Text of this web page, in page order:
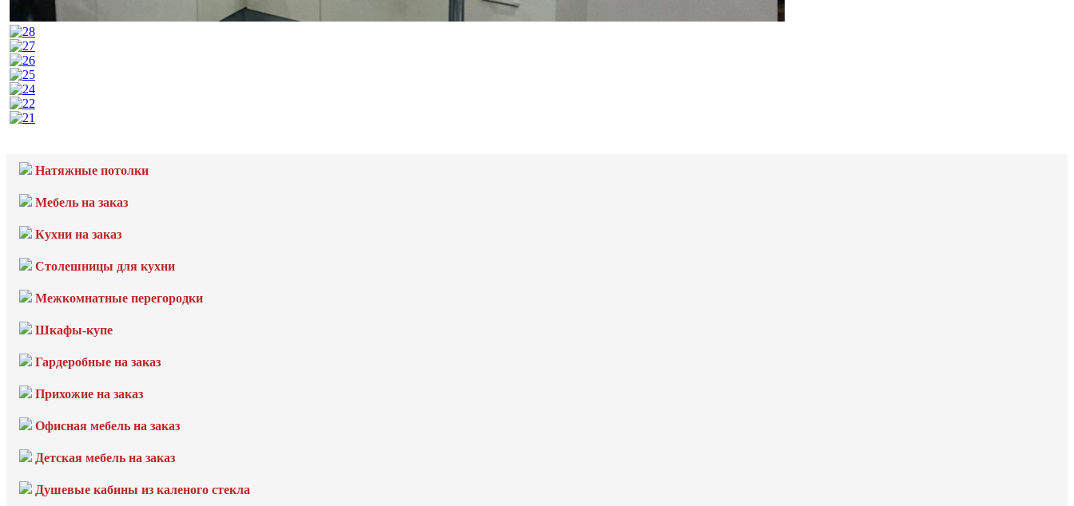
Натяжные потолки
Мебель на заказ
Кухни на заказ
Столешницы для кухни
Межкомнатные перегородки
Шкафы-купе
Гардеробные на заказ
Прихожие на заказ
Офисная мебель на заказ
Детская мебель на заказ
Душевые кабины из каленого стекла